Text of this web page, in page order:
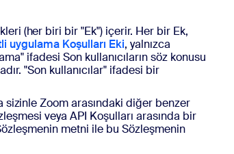
(her biri bir "Ek") içerir. Her bir Ek,
uygulama Koşulları Eki, yalnızca
ifadesi Son kullanıcıların söz konusu
"Son kullanıcılar" ifadesi bir
sizinle Zoom arasındaki diğer benzer
veya API Koşulları arasında bir
metni ile bu Sözleşmenin